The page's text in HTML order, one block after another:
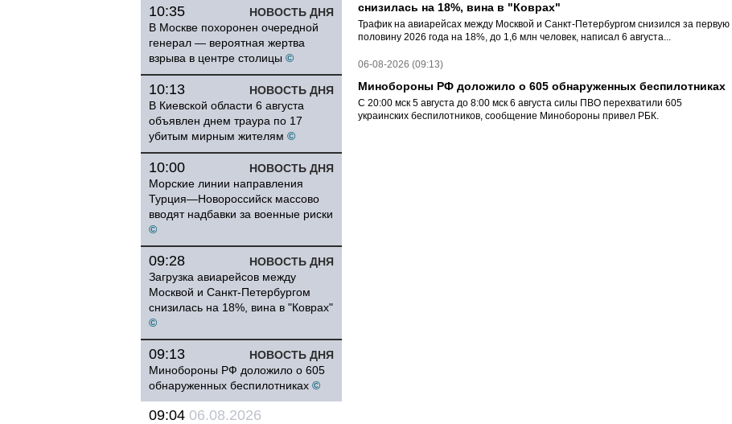
НОВОСТЬ ДНЯ
10:35
В Москве похоронен очередной
генерал — вероятная жертва
взрыва в центре столицы ©
НОВОСТЬ ДНЯ
10:13
В Киевской области 6 августа
объявлен днем траура по 17
убитым мирным жителям ©
НОВОСТЬ ДНЯ
10:00
Морские линии направления
Турция—Новороссийск массово
вводят надбавки за военные риски
©
НОВОСТЬ ДНЯ
09:28
Загрузка авиарейсов между
Москвой и Санкт-Петербургом
снизилась на 18%, вина в "Коврах"
©
НОВОСТЬ ДНЯ
09:13
Минобороны РФ доложило о 605
обнаруженных беспилотниках ©
09:04 06.08.2026
снизилась на 18%, вина в "Коврах"
Трафик на авиарейсах между Москвой и Санкт-Петербургом снизился за первую
половину 2026 года на 18%, до 1,6 млн человек, написал 6 августа...
06-08-2026 (09:13)
Минобороны РФ доложило о 605 обнаруженных беспилотниках
С 20:00 мск 5 августа до 8:00 мск 6 августа силы ПВО перехватили 605
украинских беспилотников, сообщение Минобороны привел РБК.